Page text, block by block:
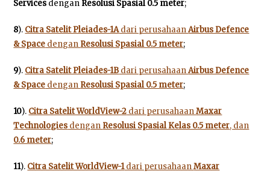
Services dengan Resolusi Spasial 0.5 meter;
8). Citra Satelit Pleiades-1Adari perusahaanAirbus Defence
& Space dengan Resolusi Spasial 0.5 meter;
9). Citra Satelit Pleiades-1B dari perusahaanAirbus Defence
& Space dengan Resolusi Spasial 0.5 meter;
10). Citra Satelit WorldView-2 dari perusahaanMaxar
Technologies dengan Resolusi Spasial Kelas 0.5 meter, dan
0.6 meter;
11). Citra Satelit WorldView-1dari perusahaanMaxar